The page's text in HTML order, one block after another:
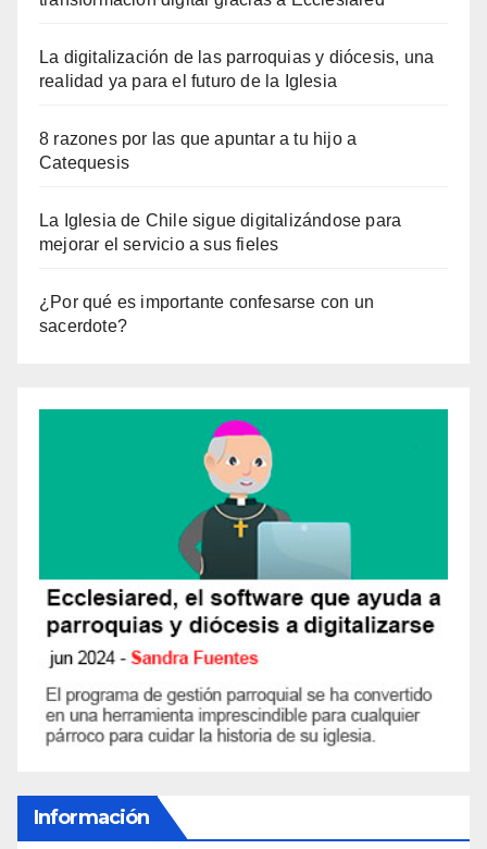
La digitalización de las parroquias y diócesis, una
realidad ya para el futuro de la Iglesia
8 razones por las que apuntar a tu hijo a
Catequesis
La Iglesia de Chile sigue digitalizándose para
mejorar el servicio a sus fieles
¿Por qué es importante confesarse con un
sacerdote?
Información